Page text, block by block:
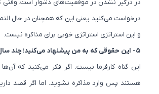
در درگیر نشدن در موقعیت‌های دشوار است. وقتی کاری را
درخواست می‌کنید یعنی این که همچنان در حال
و این استراتژی استراتژی خوبی برای مذاکره نیست.
این گناه کارفرما نیست. اگر فکر می‌کنید که آن‌ها
هستند پس وارد مذاکره نشوید. اما اگر قصد دارید